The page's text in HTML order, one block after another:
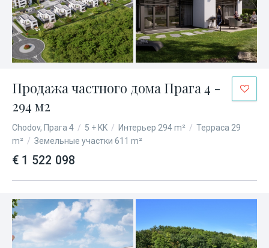
Продажа частного дома Прага 4 -
294 м2
Chodov, Прага 4 / 5 + KK / Интерьер 294 m² / Терраса 29
m² / Земельные участки 611 m²
€ 1 522 098